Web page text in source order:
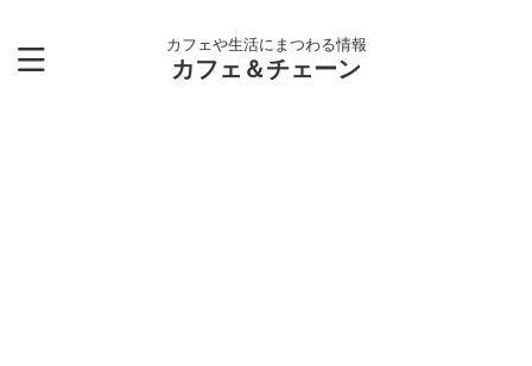
カフェや生活にまつわる情報
カフェ＆チェーン